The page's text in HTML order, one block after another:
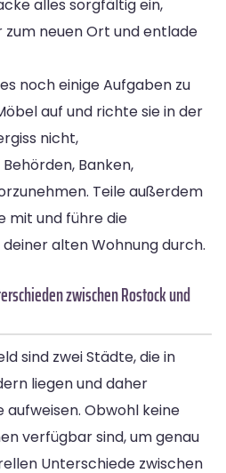
alles sorgfältig ein,
neuen Ort und entlade
noch einige Aufgaben zu
auf und richte sie in der
nicht,
Banken,
Teile außerdem
mit und führe die
alten Wohnung durch.
zwischen Rostock und
sind zwei Städte, die in
liegen und daher
Obwohl keine
verfügbar sind, um genau
Unterschiede zwischen